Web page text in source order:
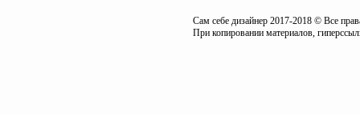
Сам себе дизайнер 2017-2018 © Все
При копировании материалов,